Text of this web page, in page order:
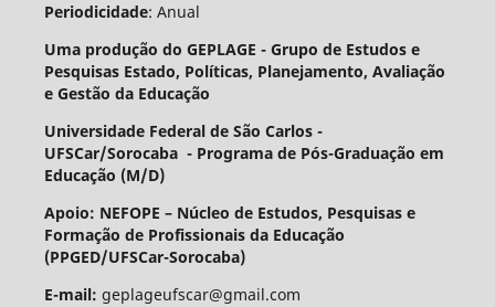
Periodicidade: Anual
Uma produção do GEPLAGE - Grupo de Estudos e
Pesquisas Estado, Políticas, Planejamento, Avaliação
e Gestão da Educação
Universidade Federal de São Carlos -
UFSCar/Sorocaba - Programa de Pós-Graduação em
Educação (M/D)
Apoio: NEFOPE – Núcleo de Estudos, Pesquisas e
Formação de Profissionais da Educação
(PPGED/UFSCar-Sorocaba)
E-mail: geplageufscar@gmail.com